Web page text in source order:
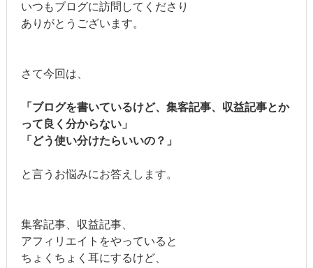
いつもブログに訪問してくださり
ありがとうございます。
さて今回は、
「ブログを書いているけど、集客記事、収益記事とか
って良く分からない」
「どう使い分けたらいいの？」
と言うお悩みにお答えします。
集客記事、収益記事、
アフィリエイトをやっていると
ちょくちょく耳にするけど、